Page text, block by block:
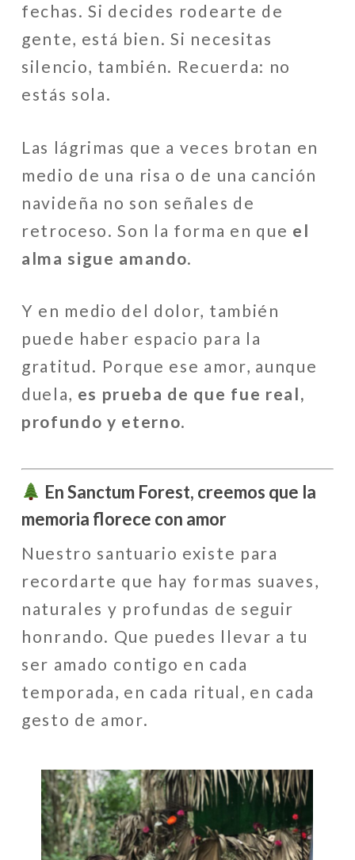
fechas. Si decides rodearte de
gente, está bien. Si necesitas
silencio, también. Recuerda: no
estás sola.
Las lágrimas que a veces brotan en
medio de una risa o de una canción
navideña no son señales de
retroceso. Son la forma en que el
alma sigue amando.
Y en medio del dolor, también
puede haber espacio para la
gratitud. Porque ese amor, aunque
duela, es prueba de que fue real,
profundo y eterno.
En Sanctum Forest, creemos que la
memoria florece con amor
Nuestro santuario existe para
recordarte que hay formas suaves,
naturales y profundas de seguir
honrando. Que puedes llevar a tu
ser amado contigo en cada
temporada, en cada ritual, en cada
gesto de amor.